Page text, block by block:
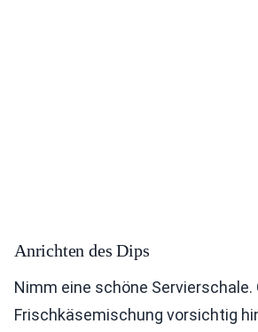
Anrichten des Dips
Nimm eine schöne Servierschale.
Frischkäsemischung vorsichtig